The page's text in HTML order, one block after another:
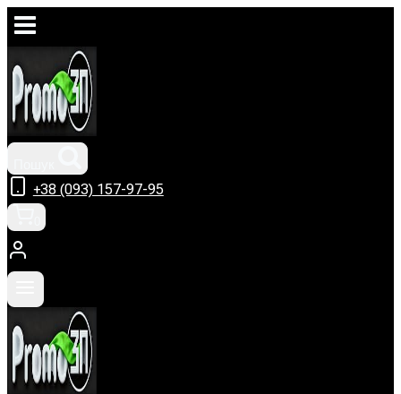
Перейти
до
вмісту
+38 (093) 157-97-95